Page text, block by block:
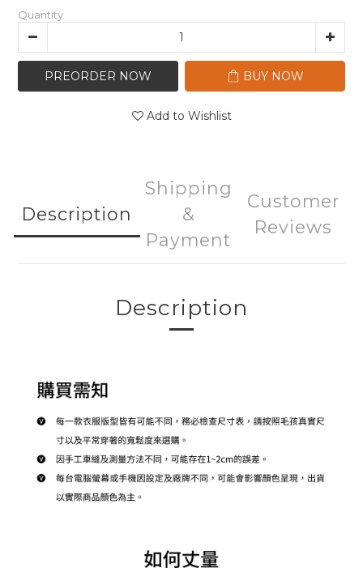
Quantity
PREORDER NOW BUY NOW
Add to Wishlist
Description
Shipping
&
Payment
Customer
Reviews
Description